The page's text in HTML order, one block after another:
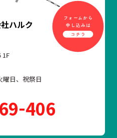
ハルク
1F
曜日、祝祭日
406